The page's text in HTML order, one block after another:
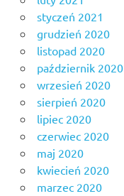
styczeń 2021
grudzień 2020
listopad 2020
październik 2020
wrzesień 2020
sierpień 2020
lipiec 2020
czerwiec 2020
maj 2020
kwiecień 2020
marzec 2020